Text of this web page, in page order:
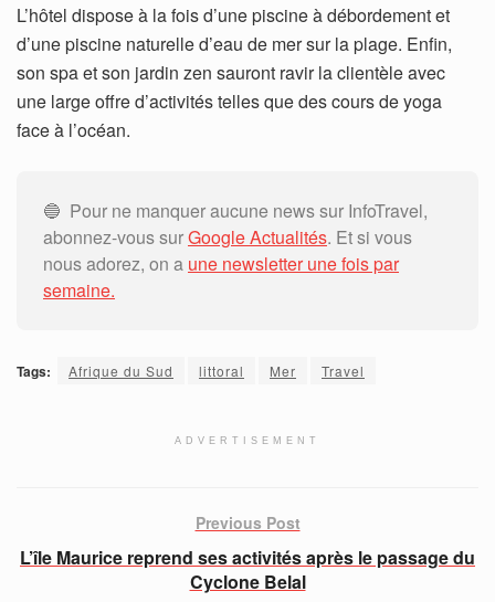
L’hôtel dispose à la fois d’une piscine à débordement et
d’une piscine naturelle d’eau de mer sur la plage. Enfin,
son spa et son jardin zen sauront ravir la clientèle avec
une large offre d’activités telles que des cours de yoga
face à l’océan.
🔵 Pour ne manquer aucune news sur InfoTravel,
abonnez-vous surGoogle Actualités. Et si vous
nous adorez, on a une newsletter une fois par
semaine.
Tags: Afrique du Sud littoral Mer Travel
ADVERTISEMENT
Previous Post
L’île Maurice reprend ses activités après le passage du
Cyclone Belal